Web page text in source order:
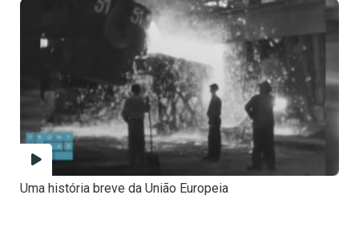
Uma história breve da União Europeia